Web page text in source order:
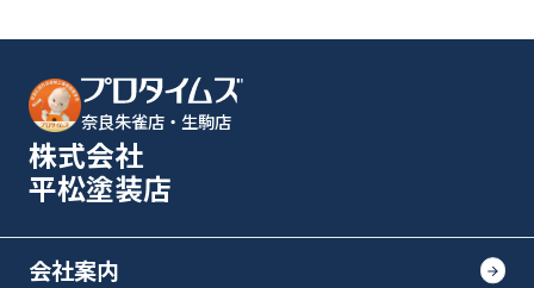
奈良朱雀店・生駒店
株式会社
平松塗装店
会社案内